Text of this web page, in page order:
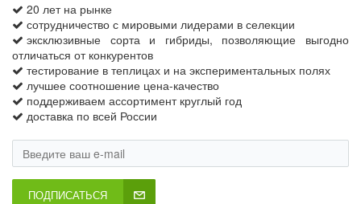
20 лет на рынке
сотрудничество с мировыми лидерами в селекции
эксклюзивные сорта и гибриды, позволяющие выгодно
отличаться от конкурентов
тестирование в теплицах и на экспериментальных полях
лучшее соотношение цена-качество
поддерживаем ассортимент круглый год
доставка по всей России
ПОДПИСАТЬСЯ